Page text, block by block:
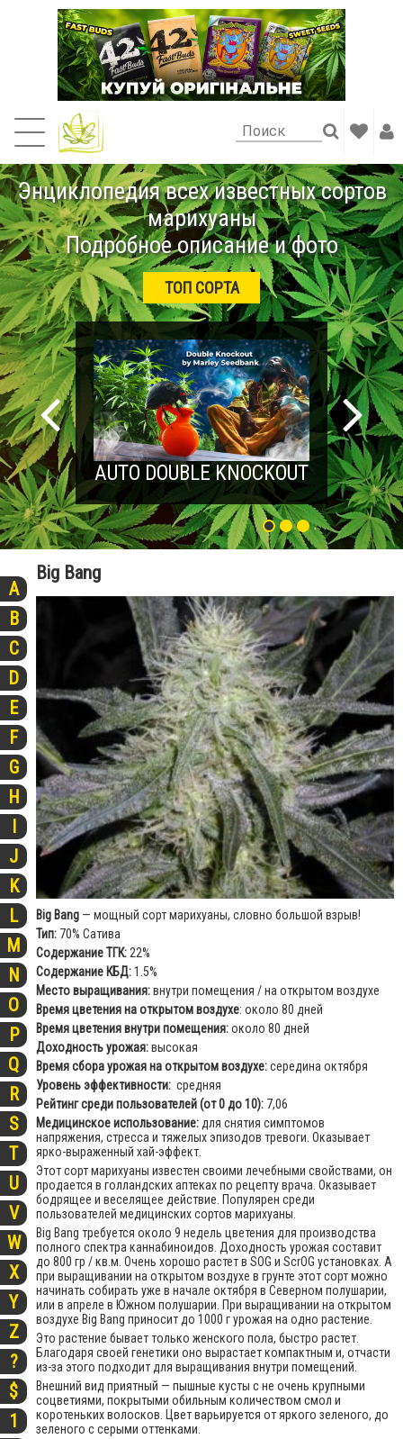
Энциклопедия всех известных сортов
марихуаны
Подробное описание и фото
ТОП СОРТА
AUTO DOUBLE KNOCKOUT
A
B
C
D
E
F
G
H
I
J
K
L
M
N
O
P
Q
R
S
T
U
V
W
X
Y
Z
?
$
1
Big Bang
Big Bang — мощный сорт марихуаны, словно большой взрыв!
Тип: 70% Сатива
Содержание ТГК: 22%
Содержание КБД:1.5%
Место выращивания:внутри помещения / на открытом воздухе
Время цветения на открытом воздухе: около 80 дней
Время цветения внутри помещения:около 80 дней
Доходность урожая:высокая
Время сбора урожая на открытом воздухе:середина октября
Уровень эффективности: средняя
Рейтинг среди пользователей (от 0 до 10): 7,06
Медицинское использование: для снятия симптомов
напряжения, стресса и тяжелых эпизодов тревоги. Оказывает
ярко-выраженный хай-эффект.
Этот сорт марихуаны известен своими лечебными свойствами, он
продается в голландских аптеках по рецепту врача. Оказывает
бодрящее и веселящее действие. Популярен среди
пользователей медицинских сортов марихуаны.
Big Bang требуется около 9 недель цветения для производства
полного спектра каннабиноидов. Доходность урожая составит
до 800 гр / кв.м. Очень хорошо растет в SOG и ScrOG установках. А
при выращивании на открытом воздухе в грунте этот сорт можно
начинать собирать уже в начале октября в Северном полушарии,
или в апреле в Южном полушарии. При выращивании на открытом
воздухе Big Bang приносит до 1000 г урожая на одно растение.
Это растение бывает только женского пола, быстро растет.
Благодаря своей генетики оно вырастает компактным и, отчасти
из-за этого подходит для выращивания внутри помещений.
Внешний вид приятный — пышные кусты с не очень крупными
соцветиями, покрытыми обильным количеством смол и
коротеньких волосков. Цвет варьируется от яркого зеленого, до
зеленого с серыми оттенками.